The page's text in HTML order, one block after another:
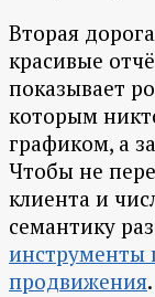
Вторая
красивые
показывает
которым
графиком, а
Чтобы не
клиента и
семантику
инструменты
продвижения.